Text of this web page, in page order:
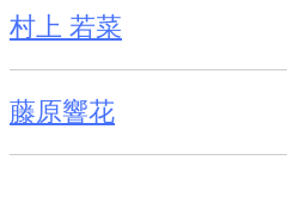
村上 若菜
藤原響花